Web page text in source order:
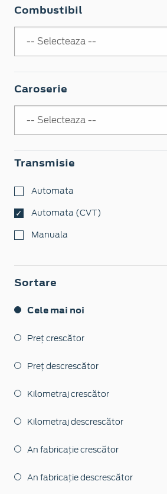
Combustibil
Caroserie
Transmisie
Automata
Automata (CVT)
Manuala
Sortare
Cele mai noi
Preț crescător
Preț descrescător
Kilometraj crescător
Kilometraj descrescător
An fabricație crescător
An fabricație descrescător